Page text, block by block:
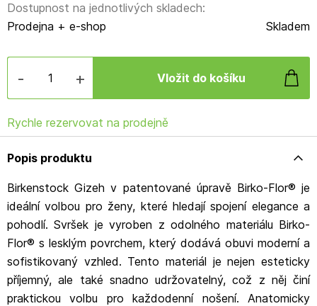
Dostupnost na jednotlivých skladech:
Prodejna + e-shop
Skladem
- +
Rychle rezervovat na prodejně
Popis produktu
Birkenstock Gizeh v patentované úpravě Birko-Flor® je
ideální volbou pro ženy, které hledají spojení elegance a
pohodlí. Svršek je vyroben z odolného materiálu Birko-
Flor® s lesklým povrchem, který dodává obuvi moderní a
sofistikovaný vzhled. Tento materiál je nejen esteticky
příjemný, ale také snadno udržovatelný, což z něj činí
praktickou volbu pro každodenní nošení. Anatomicky